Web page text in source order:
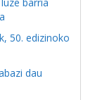
barria
50. edizinoko
dau